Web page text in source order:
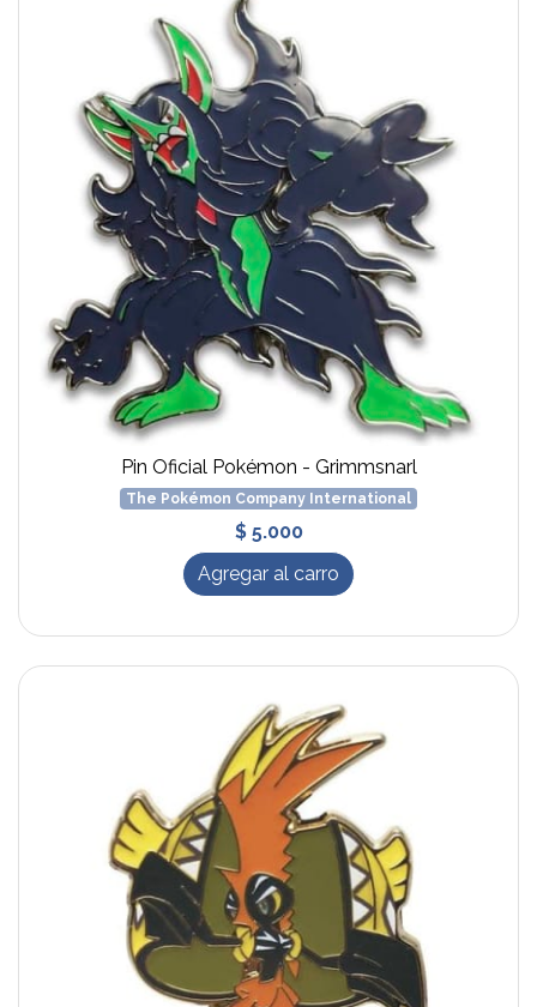
Pin Oficial Pokémon - Grimmsnarl
The Pokémon Company International
$ 5.000
Agregar al carro